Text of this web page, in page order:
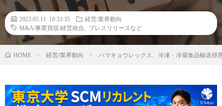
2023.05.11 18:33:35
経営/業界動向
M&A/事業買収/経営統合
プレスリリースなど
HOME 経営/業界動向 ハマキョウレックス、冷凍・冷蔵食品輸送得